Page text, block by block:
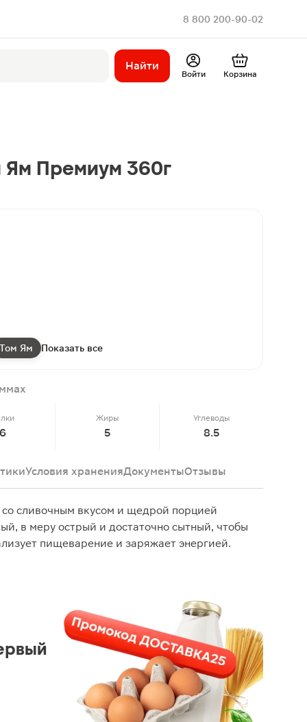
8 800 200-90-02
Найти
Войти Корзина
Ям Премиум 360г
Том Ям Показать все
Жиры
5
Углеводы
8.5
Условия храненияДокументыОтзывы
со сливочным вкусом и щедрой порцией
в меру острый и достаточно сытный, чтобы
пищеварение и заряжает энергией.